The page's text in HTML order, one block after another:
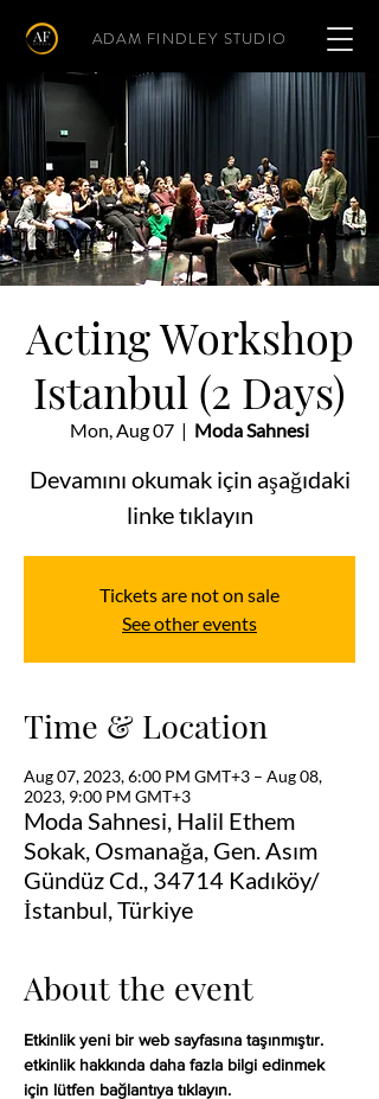
ADAM FINDLEY STUDIO
Acting Workshop
Istanbul (2 Days)
Mon, Aug 07
  |
Moda Sahnesi
Devamını okumak için aşağıdaki
linke tıklayın
Tickets are not on sale
See other events
Time & Location
Aug 07, 2023, 6:00 PM GMT+3 – Aug 08,
2023, 9:00 PM GMT+3
Moda Sahnesi, Halil Ethem
Sokak, Osmanağa, Gen. Asım
Gündüz Cd., 34714 Kadıköy/
İstanbul, Türkiye
About the event
Etkinlik yeni bir web sayfasına taşınmıştır.
etkinlik hakkında daha fazla bilgi edinmek
için lütfen bağlantıya tıklayın.